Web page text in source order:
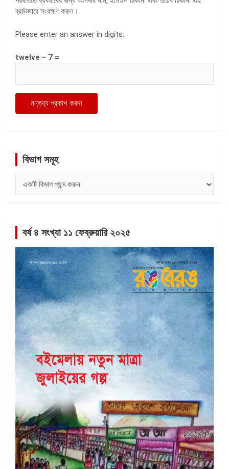
ব্রাউজারে সংরক্ষণ করুন।
Please enter an answer in digits:
twelve − 7 =
বিভাগ সমূহ
সমূহ
বর্ষ ৪ সংখ্যা ১১ ফেব্রুয়ারি ২০২৫